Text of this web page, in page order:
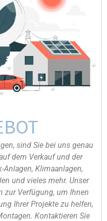
sind Sie bei uns genau
dem Verkauf und der
Klimaanlagen,
und vieles mehr. Unser
zur Verfügung, um Ihnen
Ihrer Projekte zu helfen,
Kontaktieren Sie